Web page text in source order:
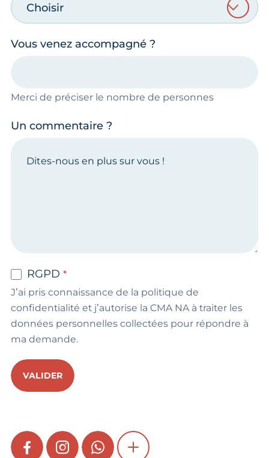
Choisir
Vous venez accompagné ?
Merci de préciser le nombre de personnes
Un commentaire ?
RGPD
J’ai pris connaissance de la politique de
confidentialité et j’autorise la CMA NA à traiter les
données personnelles collectées pour répondre à
ma demande.
VALIDER
FACEBOOKINSTAGRAMWHATSAPPSHOW MORE